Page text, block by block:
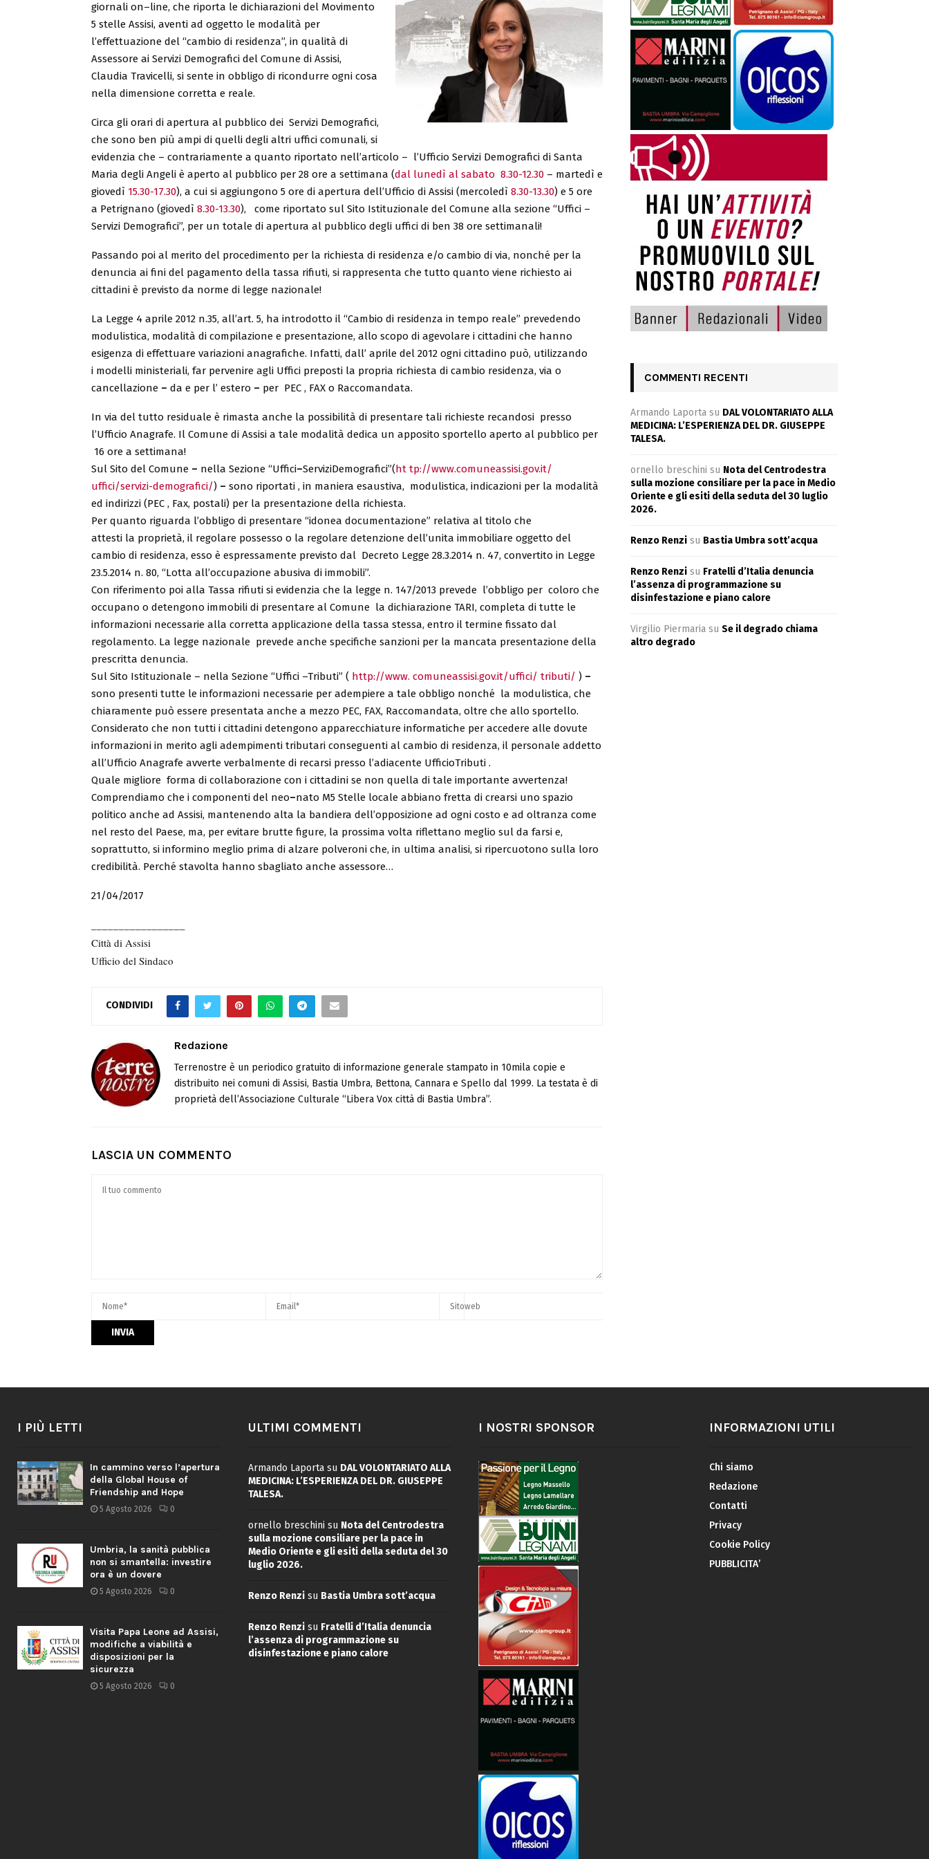
giornali on–line, che riporta le dichiarazioni del Movimento
5 stelle Assisi, aventi ad oggetto le modalità per
l’effettuazione del “cambio di residenza”, in qualità di
Assessore ai Servizi Demografici del Comune di Assisi,
Claudia Travicelli, si sente in obbligo di ricondurre ogni cosa
nella dimensione corretta e reale.
Circa gli orari di apertura al pubblico dei Servizi Demografici,
che sono ben più ampi di quelli degli altri uffici comunali, si
evidenzia che – contrariamente a quanto riportato nell’articolo – l’Ufficio Servizi Demografici di Santa
Maria degli Angeli è aperto al pubblico per 28 ore a settimana (dal lunedì al sabato 8.30-12.30 – martedì e
giovedì 15.30-17.30), a cui si aggiungono 5 ore di apertura dell’Ufficio di Assisi (mercoledì 8.30-13.30) e 5 ore
a Petrignano (giovedì 8.30-13.30), come riportato sul Sito Istituzionale del Comune alla sezione “Uffici –
Servizi Demografici”, per un totale di apertura al pubblico degli uffici di ben 38 ore settimanali!
Passando poi al merito del procedimento per la richiesta di residenza e/o cambio di via, nonché per la
denuncia ai fini del pagamento della tassa rifiuti, si rappresenta che tutto quanto viene richiesto ai
cittadini è previsto da norme di legge nazionale!
La Legge 4 aprile 2012 n.35, all’art. 5, ha introdotto il “Cambio di residenza in tempo reale” prevedendo
modulistica, modalità di compilazione e presentazione, allo scopo di agevolare i cittadini che hanno
esigenza di effettuare variazioni anagrafiche. Infatti, dall’ aprile del 2012 ogni cittadino può, utilizzando
i modelli ministeriali, far pervenire agli Uffici preposti la propria richiesta di cambio residenza, via o
cancellazione – da e per l’ estero – per PEC , FAX o Raccomandata.
In via del tutto residuale è rimasta anche la possibilità di presentare tali richieste recandosi presso
l’Ufficio Anagrafe. Il Comune di Assisi a tale modalità dedica un apposito sportello aperto al pubblico per
16 ore a settimana!
Sul Sito del Comune – nella Sezione “Uffici–ServiziDemografici”(ht tp://www.comuneassisi.gov.it/
uffici/servizi-demografici/) – sono riportati , in maniera esaustiva, modulistica, indicazioni per la modalità
ed indirizzi (PEC , Fax, postali) per la presentazione della richiesta.
Per quanto riguarda l’obbligo di presentare “idonea documentazione” relativa al titolo che
attesti la proprietà, il regolare possesso o la regolare detenzione dell’unita immobiliare oggetto del
cambio di residenza, esso è espressamente previsto dal Decreto Legge 28.3.2014 n. 47, convertito in Legge
23.5.2014 n. 80, “Lotta all’occupazione abusiva di immobili”.
Con riferimento poi alla Tassa rifiuti si evidenzia che la legge n. 147/2013 prevede l’obbligo per coloro che
occupano o detengono immobili di presentare al Comune la dichiarazione TARI, completa di tutte le
informazioni necessarie alla corretta applicazione della tassa stessa, entro il termine fissato dal
regolamento. La legge nazionale prevede anche specifiche sanzioni per la mancata presentazione della
prescritta denuncia.
Sul Sito Istituzionale – nella Sezione “Uffici –Tributi” ( http://www. comuneassisi.gov.it/uffici/ tributi/ ) –
sono presenti tutte le informazioni necessarie per adempiere a tale obbligo nonché la modulistica, che
chiaramente può essere presentata anche a mezzo PEC, FAX, Raccomandata, oltre che allo sportello.
Considerato che non tutti i cittadini detengono apparecchiature informatiche per accedere alle dovute
informazioni in merito agli adempimenti tributari conseguenti al cambio di residenza, il personale addetto
all’Ufficio Anagrafe avverte verbalmente di recarsi presso l’adiacente UfficioTributi .
Quale migliore forma di collaborazione con i cittadini se non quella di tale importante avvertenza!
Comprendiamo che i componenti del neo–nato M5 Stelle locale abbiano fretta di crearsi uno spazio
politico anche ad Assisi, mantenendo alta la bandiera dell’opposizione ad ogni costo e ad oltranza come
nel resto del Paese, ma, per evitare brutte figure, la prossima volta riflettano meglio sul da farsi e,
soprattutto, si informino meglio prima di alzare polveroni che, in ultima analisi, si ripercuotono sulla loro
credibilità. Perché stavolta hanno sbagliato anche assessore…
21/04/2017
Città di Assisi
Ufficio del Sindaco
CONDIVIDI
Redazione
Terrenostre è un periodico gratuito di informazione generale stampato in 10mila copie e
distribuito nei comuni di Assisi, Bastia Umbra, Bettona, Cannara e Spello dal 1999. La testata è di
proprietà dell’Associazione Culturale “Libera Vox città di Bastia Umbra”.
LASCIA UN COMMENTO
COMMENTI RECENTI
Armando Laporta su DAL VOLONTARIATO ALLA
MEDICINA: L’ESPERIENZA DEL DR. GIUSEPPE
TALESA.
ornello breschini su Nota del Centrodestra
sulla mozione consiliare per la pace in Medio
Oriente e gli esiti della seduta del 30 luglio
2026.
Renzo Renzi su Bastia Umbra sott’acqua
Renzo Renzi su Fratelli d’Italia denuncia
l’assenza di programmazione su
disinfestazione e piano calore
Virgilio Piermaria su Se il degrado chiama
altro degrado
I PIÙ LETTI
In cammino verso l’apertura
della Global House of
Friendship and Hope
5 Agosto 2026 0
Umbria, la sanità pubblica
non si smantella: investire
ora è un dovere
5 Agosto 2026 0
Visita Papa Leone ad Assisi,
modifiche a viabilità e
disposizioni per la
sicurezza
5 Agosto 2026 0
ULTIMI COMMENTI
Armando Laportasu DAL VOLONTARIATO ALLA
MEDICINA: L’ESPERIENZA DEL DR. GIUSEPPE
TALESA.
ornello breschini su Nota del Centrodestra
sulla mozione consiliare per la pace in
Medio Oriente e gli esiti della seduta del 30
luglio 2026.
Renzo Renzisu Bastia Umbra sott’acqua
Renzo Renzisu Fratelli d’Italia denuncia
l’assenza di programmazione su
disinfestazione e piano calore
I NOSTRI SPONSOR INFORMAZIONI UTILI
Chi siamo
Redazione
Contatti
Privacy
Cookie Policy
PUBBLICITA’